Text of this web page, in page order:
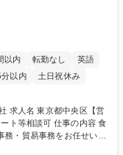
以内 転勤なし
英語
以内 土日祝休み
仕事の内容 食
務・貿易事務をお任せいた
受発注から海外工場との